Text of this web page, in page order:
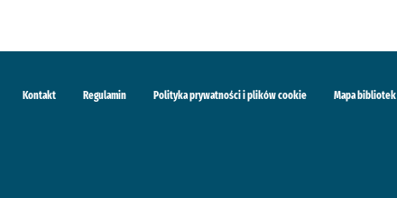
Kontakt Regulamin Polityka prywatności i plików cookie Mapa bibliotek